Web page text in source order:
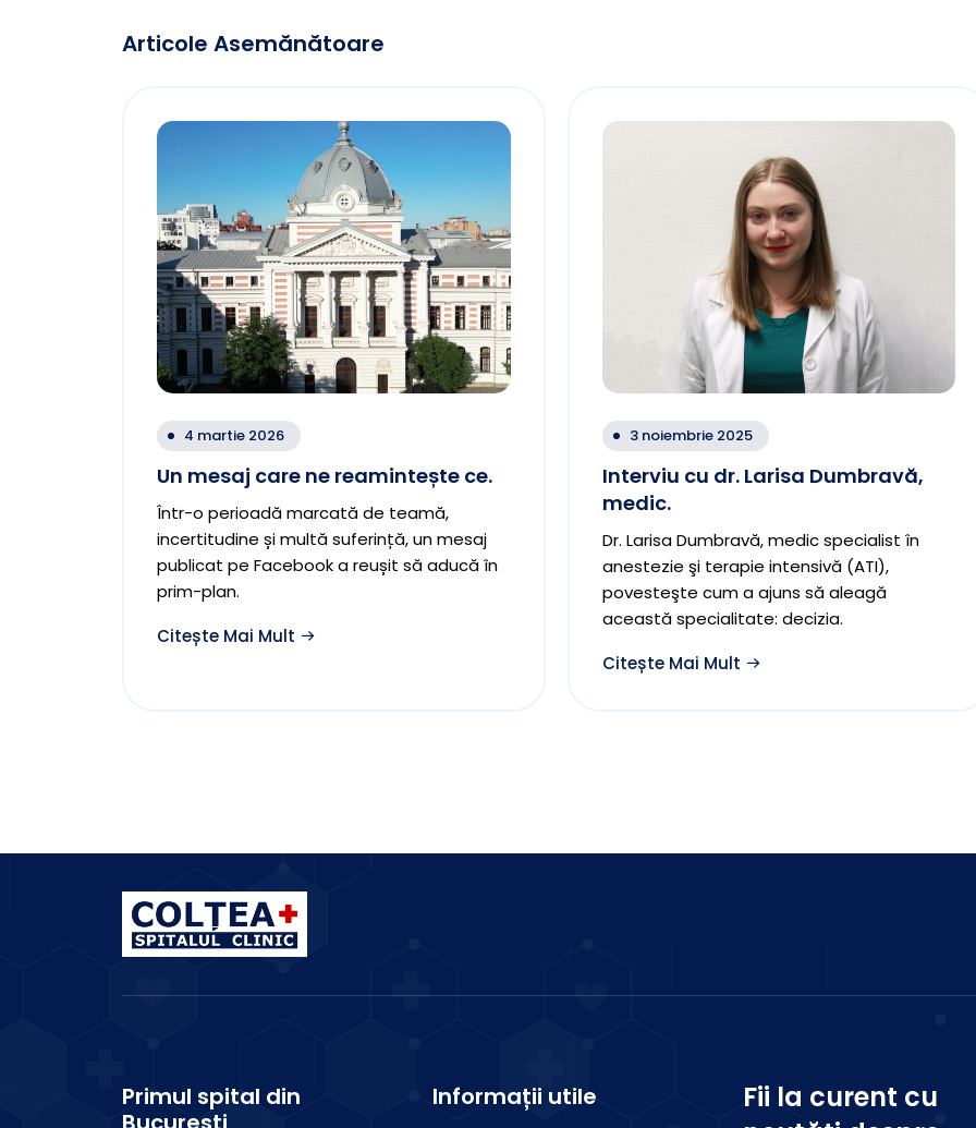
Articole Asemănătoare
4 martie 2026
Un mesaj care ne reamintește ce.
Într-o perioadă marcată de teamă,
incertitudine și multă suferință, un mesaj
publicat pe Facebook a reușit să aducă în
prim-plan.
Citește Mai Mult
3 noiembrie 2025
Interviu cu dr. Larisa Dumbravă,
medic.
Dr. Larisa Dumbravă, medic specialist în
anestezie şi terapie intensivă (ATI),
povesteşte cum a ajuns să aleagă
această specialitate: decizia.
Citește Mai Mult
Primul spital din
Informații utile
Fii la curent cu